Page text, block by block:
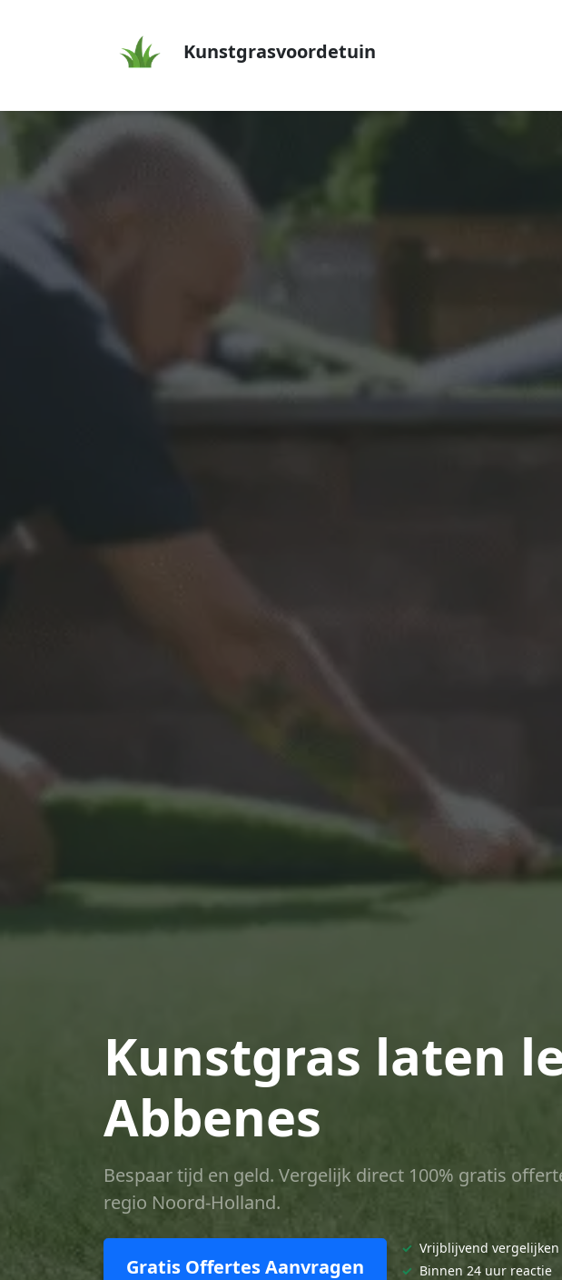
Kunstgrasvoordetuin
Kunstgras laten
Abbenes
Bespaar tijd en geld. Vergelijk direct 100% gratis
regio Noord-Holland.
Gratis Offertes Aanvragen
✓ Vrijblijvend vergelijken
✓ Binnen 24 uur reactie